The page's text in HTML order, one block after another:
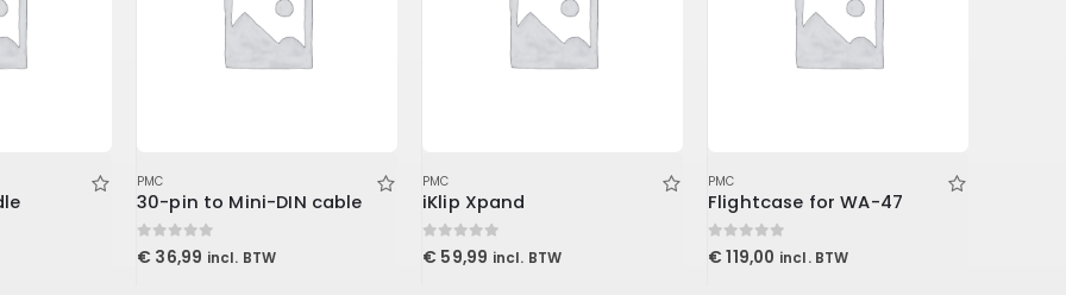
PMC
30-pin to Mini-DIN cable
0out of 5
€ 36,99 incl. BTW
PMC
iKlip Xpand
0out of 5
€ 59,99 incl. BTW
PMC
Flightcase for WA-47
0out of 5
€ 119,00 incl. BTW